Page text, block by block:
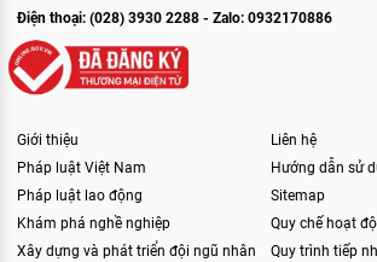
Điện thoại: (028) 3930 2288 - Zalo: 0932170886
Giới thiệu
Pháp luật Việt Nam
Pháp luật lao động
Khám phá nghề nghiệp
Xây dựng và phát triển đội ngũ nhân
Liên hệ
Hướng dẫn sử
Sitemap
Quy chế hoạt
Quy trình tiếp